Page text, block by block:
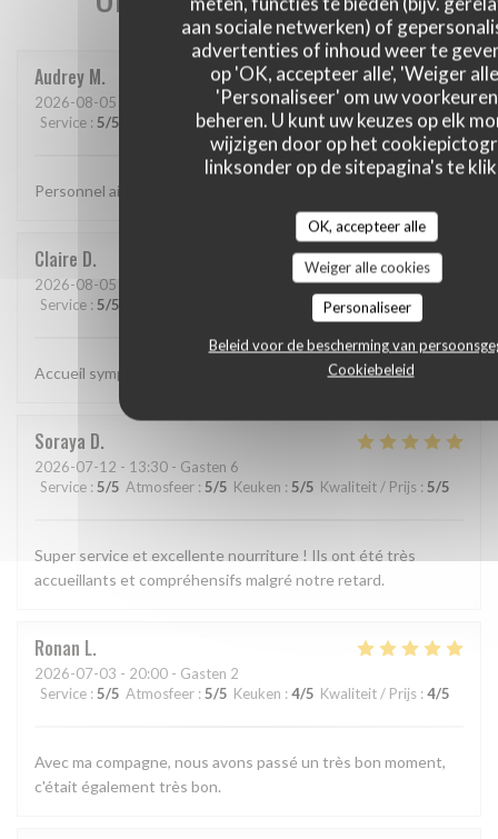
aan sociale netwerken) of
advertenties of inhoud weer te
op 'OK, accepteer alle', 'Weiger
'Personaliseer' om uw
beheren. U kunt uw keuzes op elk
wijzigen door op het
linksonder op de sitepagina's te
OK, accepteer alle
Weiger alle cookies
Personaliseer
Beleid voor de bescherming van
Cookiebeleid
Audrey M
2026-08-05 - 19:15 - Gasten 2
Service : 5/5 :5/5 Keuken: 5/5 Kwaliteit / Prijs : 5/5
Personnel aimable et souriant
Claire D
2026-08-05
Service : 5/5 Kwaliteit / Prijs
Accueil sympathique Repas très bon
Soraya D
2026-07-12 - 13:30 - Gasten 6
Service : 5/5 Atmosfeer : 5/5 Keuken : 5/5 Kwaliteit / Prijs : 5/5
Super service et excellente nourriture ! Ils ont été très
accueillants et compréhensifs malgré notre retard.
Ronan L
2026-07-03 - 20:00 - Gasten 2
Service : 5/5 Atmosfeer : 5/5 Keuken : 4/5 Kwaliteit / Prijs : 4/5
Avec ma compagne, nous avons passé un très bon moment,
c'était également très bon.